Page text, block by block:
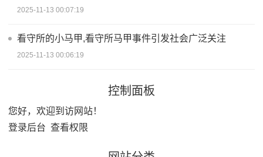
2025-11-13 00:07:19
看守所的小马甲,看守所马甲事件引发社会广泛关注
2025-11-13 00:06:19
控制面板
您好，欢迎到访网站！
登录后台 查看权限